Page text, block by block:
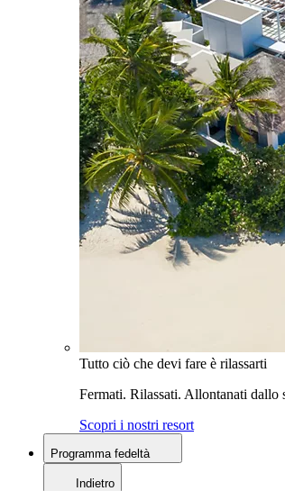
Tutto ciò che devi fare è rilassarti
Fermati. Rilassati. Allontanati dallo
Scopri i nostri resort
Programma fedeltà
Indietro